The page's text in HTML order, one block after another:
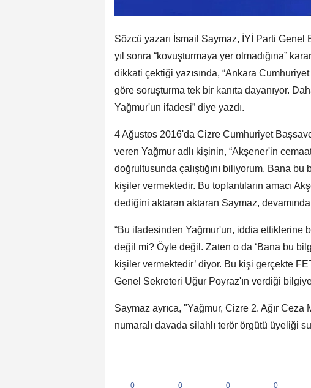
Sözcü yazarı İsmail Saymaz, İYİ Parti Genel
yıl sonra “kovuşturmaya yer olmadığına”
dikkati çektiği yazısında, “Ankara Cumhuriyet
göre soruşturma tek bir kanıta dayanıyor.
Yağmur'un ifadesi” diye yazdı.
4 Ağustos 2016'da Cizre Cumhuriyet
veren Yağmur adlı kişinin, “Akşener'in cemaat
doğrultusunda çalıştığını biliyorum. Bana
kişiler vermektedir. Bu toplantıların amacı
dediğini aktaran aktaran Saymaz,
“Bu ifadesinden Yağmur'un, iddia ettiklerine
değil mi? Öyle değil. Zaten o da ‘Bana bu
kişiler vermektedir’ diyor. Bu kişi gerçekte
Genel Sekreteri Uğur Poyraz'ın verdiği
Saymaz ayrıca, "Yağmur, Cizre 2. Ağır
numaralı davada silahlı terör örgütü üyeliği